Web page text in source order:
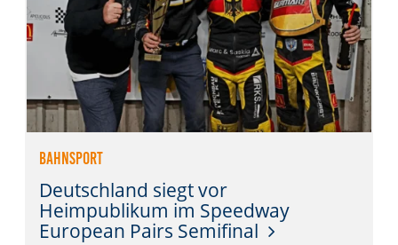
Bahnsport
Deutschland siegt vor
Heimpublikum im Speedway
European Pairs Semifinal